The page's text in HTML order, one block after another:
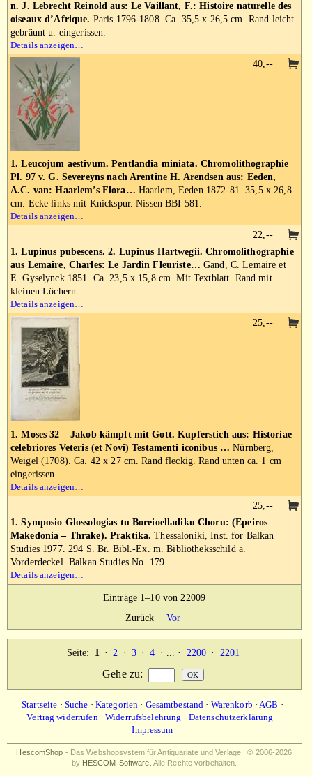
n. J. Lebrecht Reinold aus: Le Vaillant, F.: Histoire naturelle des
oiseaux d’Afrique. Paris 1796-1808. Ca. 35,5 x 26,5 cm. Rand leicht
gebräunt u. eingerissen.
Details anzeigen…
1. Leucojum aestivum. Pentlandia miniata. Chromolithographie
Pl. 97 v. G. Severeyns nach Arentine H. Arendsen aus: Eeden,
A.C. van: Haarlem’s Flora… Haarlem, Eeden 1872-81. 35,5 x 26,8
cm. Ecke links mit Knickspur. Nissen BBI 581.
Details anzeigen…
40,--
1. Lupinus pubescens. 2. Lupinus Hartwegii. Chromolithographie
aus Lemaire, Charles: Le Jardin Fleuriste… Gand, C. Lemaire et
E. Gyselynck 1851. Ca. 23,5 x 15,8 cm. Mit Textblatt. Rand mit
kleinen Löchern.
Details anzeigen…
22,--
1. Moses 32 – Jakob kämpft mit Gott. Kupferstich aus: Historiae
celebriores Veteris (et Novi) Testamenti iconibus … Nürnberg,
Weigel (1708). Ca. 42 x 27 cm. Rand fleckig. Rand unten ca. 1 cm
eingerissen.
Details anzeigen…
25,--
1. Symposio Glossologias tu Boreioelladiku Choru: (Epeiros –
Makedonia – Thrake). Praktika. Thessaloniki, Inst. for Balkan
Studies 1977. 294 S. Br. Bibl.-Ex. m. Bibliotheksschild a.
Vorderdeckel. Balkan Studies No. 179.
Details anzeigen…
25,--
Einträge 1–10 von 22009
Zurück · Vor
Seite: 1 · 2 · 3 · 4 · ... · 2200 · 2201
Gehe zu:
Startseite · Suche · Kategorien · Gesamtbestand · Warenkorb ·AGB ·
Vertrag widerrufen·Widerrufsbelehrung · Datenschutzerklärung ·
Impressum
HescomShop - Das Webshopsystem für Antiquariate und Verlage | © 2006-2026
by HESCOM-Software . Alle Rechte vorbehalten.